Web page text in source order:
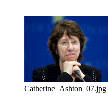
Catherine_Ashton_07.jpg